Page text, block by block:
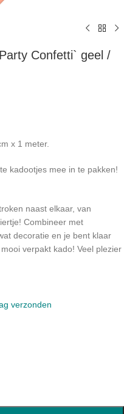
Confetti` geel /
x 1 meter.
kadootjes mee in te pakken!
naast elkaar, van
Combineer met
decoratie en je bent klaar
verpakt kado! Veel plezier
verzonden